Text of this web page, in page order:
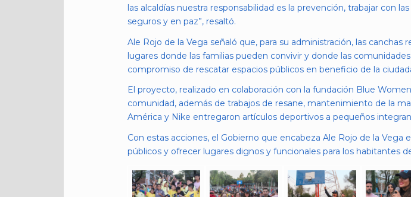
las alcaldías nuestra responsabilidad es la prevención, trabajar con
seguros y en paz”, resaltó.
Ale Rojo de la Vega señaló que, para su administración, las
lugares donde las familias pueden convivir y donde las
compromiso de rescatar espacios públicos en beneficio de la
El proyecto, realizado en colaboración con la fundación Blue
comunidad, además de trabajos de resane, mantenimiento de la
América y Nike entregaron artículos deportivos a pequeños
Con estas acciones, el Gobierno que encabeza Ale Rojo de la
públicos y ofrecer lugares dignos y funcionales para los habitantes